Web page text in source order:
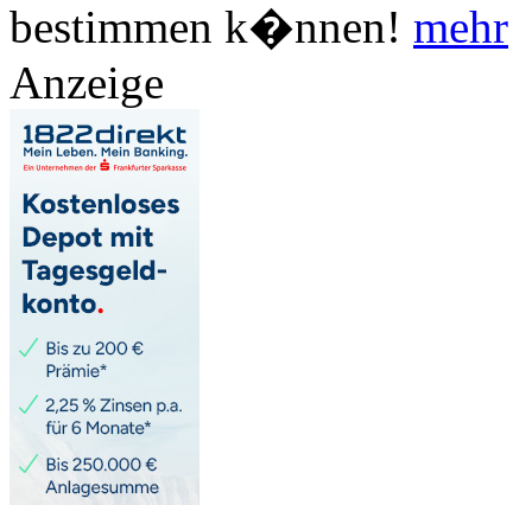
bestimmen k�nnen! mehr
Anzeige